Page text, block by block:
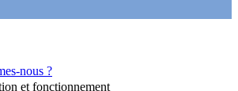
nous ?
et fonctionnement